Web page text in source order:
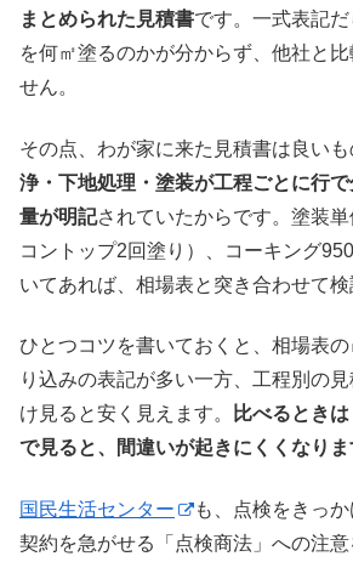
まとめられた見積書です。一式表記
を何㎡塗るのかが分からず、他社と
せん。
その点、わが家に来た見積書は良いも
浄・下地処理・塗装が工程ごとに行
量が明記されていたからです。塗装
コントップ2回塗り）、コーキング
いてあれば、相場表と突き合わせて検
ひとつコツを書いておくと、相場表
り込みの表記が多い一方、工程別の
け見ると安く見えます。
比べるとき
で見ると、間違いが起きにくくなりま
国民生活センター
も、点検をきっ
契約を急がせる「点検商法」への注意